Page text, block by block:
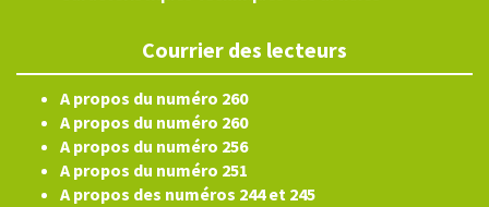
Courrier des lecteurs
A propos du numéro 260
A propos du numéro 260
A propos du numéro 256
A propos du numéro 251
A propos des numéros 244 et 245